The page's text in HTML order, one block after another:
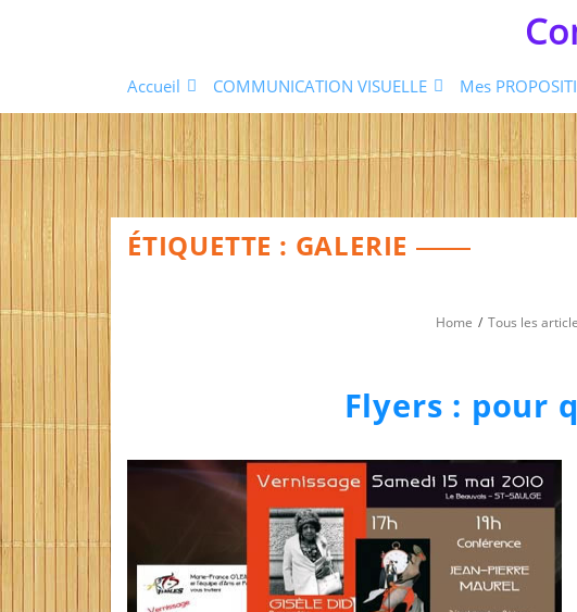
Accueil COMMUNICATION VISUELLE Mes
ÉTIQUETTE : GALERIE
Home Tous les
Flyers : pour